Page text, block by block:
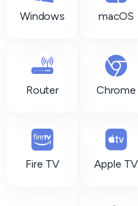
Windows macOS
Router Chrome
Fire TV Apple TV